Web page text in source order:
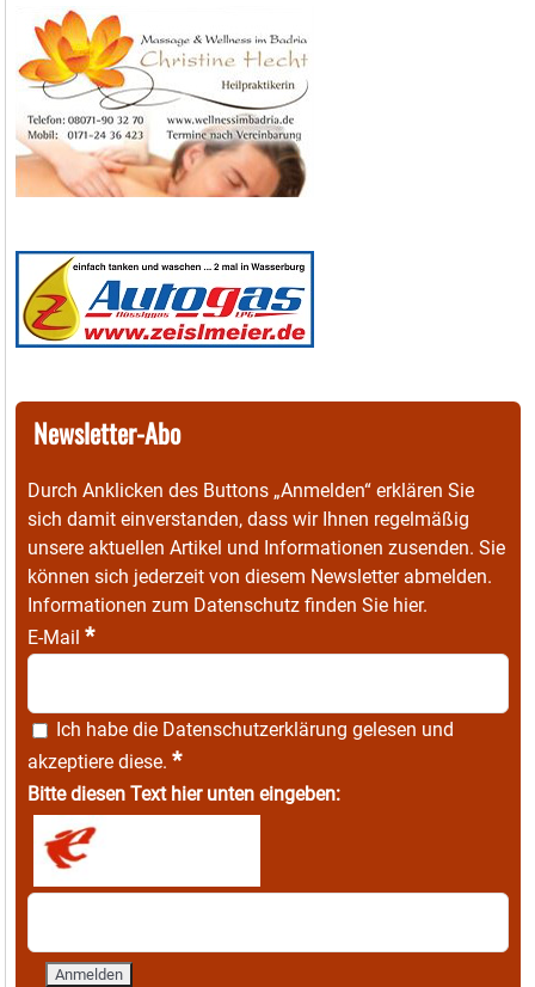
Newsletter-Abo
Durch Anklicken des Buttons „Anmelden“ erklären Sie
sich damit einverstanden, dass wir Ihnen regelmäßig
unsere aktuellen Artikel und Informationen zusenden. Sie
können sich jederzeit von diesem Newsletter abmelden.
Informationen zum Datenschutz finden Sie hier.
E-Mail *
Ich habe die Datenschutzerklärung gelesen und
akzeptiere diese. *
Bitte diesen Text hier unten eingeben: